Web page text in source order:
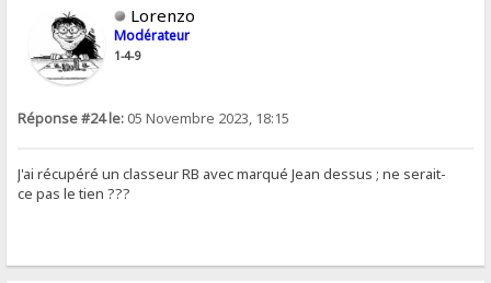
Lorenzo
Modérateur
1-4-9
Réponse #24 le: 05 Novembre 2023, 18:15
J'ai récupéré un classeur RB avec marqué Jean dessus ; ne serait-
ce pas le tien ???